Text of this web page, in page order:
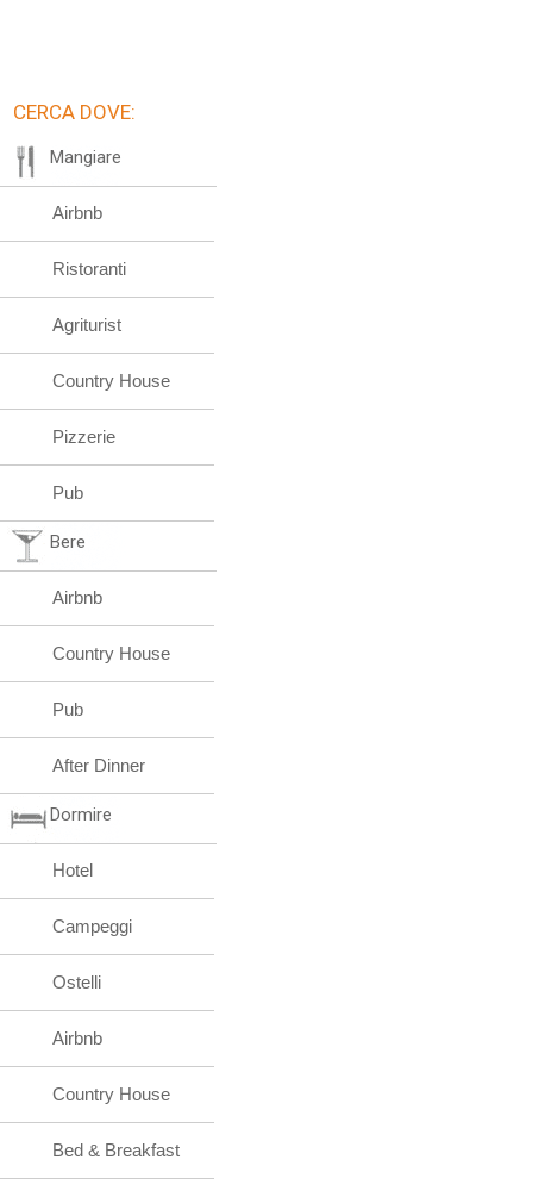
CERCA DOVE:
Mangiare
Airbnb
Ristoranti
Agriturist
Country House
Pizzerie
Pub
Bere
Airbnb
Country House
Pub
After Dinner
Dormire
Hotel
Campeggi
Ostelli
Airbnb
Country House
Bed & Breakfast